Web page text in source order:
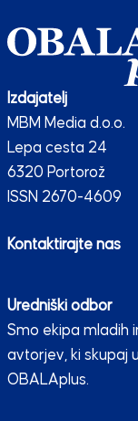
Izdajatelj
MBM Media d.o.o.
Lepa cesta 24
6320 Portorož
ISSN 2670-4609
Kontaktirajte nas
Uredniški odbor
Smo ekipa mladih
avtorjev, ki skupaj
OBALAplus.